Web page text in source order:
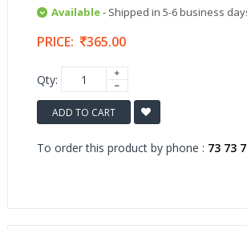
Available- Shipped in 5-6 business
PRICE: 365.00
Qty:
ADD TO CART
To order this product by phone : 73 73